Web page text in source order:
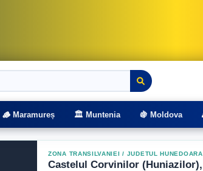
| Trasee montane
🪵 Maramureș 🏛️ Muntenia 🍇 Moldova
ZONA TRANSILVANIEI / JUDETUL HUNEDOARA
Castelul Corvinilor (Huniazilor),